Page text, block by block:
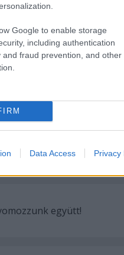
Google to enable storage
including authentication
and fraud prevention, and other
Data Access Privacy
vasbeton
együtt!